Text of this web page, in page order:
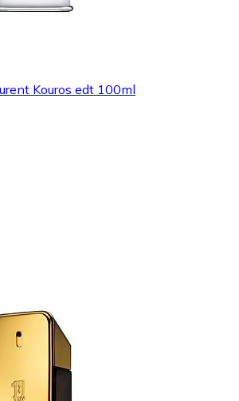
Kouros edt 100ml